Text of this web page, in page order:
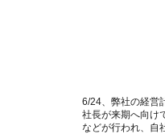
6/24、弊社の経営
社長が来期へ向け
などが行われ、自